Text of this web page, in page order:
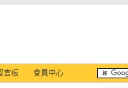
言板 會員中心